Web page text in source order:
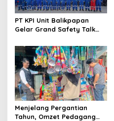
PT KPI Unit Balikpapan
Gelar Grand Safety Talk
Balikpapan 2 dan Buka
Bulan K3 2026
Menjelang Pergantian
Tahun, Omzet Pedagang